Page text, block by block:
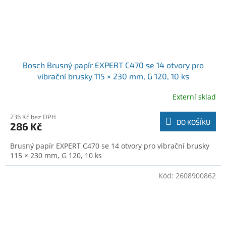
Bosch Brusný papír EXPERT C470 se 14 otvory pro
vibrační brusky 115 × 230 mm, G 120, 10 ks
Externí sklad
236 Kč bez DPH
286 Kč DO KOŠÍKU
Brusný papír EXPERT C470 se 14 otvory pro vibrační brusky
115 × 230 mm, G 120, 10 ks
Kód: 2608900862